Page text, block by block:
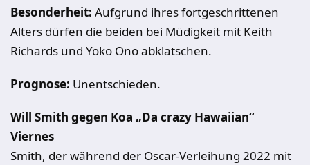
Besonderheit: Aufgrund ihres fortgeschrittenen
Alters dürfen die beiden bei Müdigkeit mit Keith
Richards und Yoko Ono abklatschen.
Prognose: Unentschieden.
Will Smith gegen Koa „Da crazy Hawaiian“
Viernes
Smith, der während der Oscar-Verleihung 2022 mit